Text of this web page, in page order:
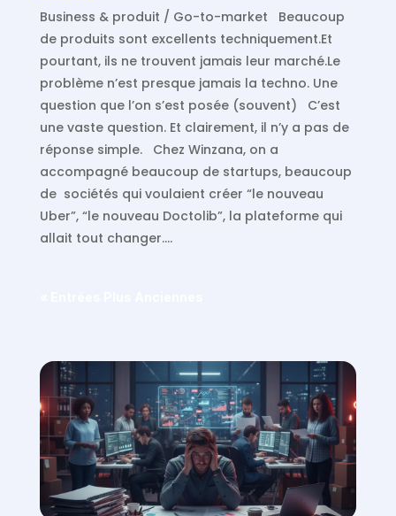
Business & produit / Go-to-market Beaucoup
de produits sont excellents techniquement.Et
pourtant, ils ne trouvent jamais leur marché.Le
problème n’est presque jamais la techno. Une
question que l’on s’est posée (souvent) C’est
une vaste question. Et clairement, il n’y a pas de
réponse simple. Chez Winzana, on a
accompagné beaucoup de startups, beaucoup
de sociétés qui voulaient créer “le nouveau
Uber”, “le nouveau Doctolib”, la plateforme qui
allait tout changer….